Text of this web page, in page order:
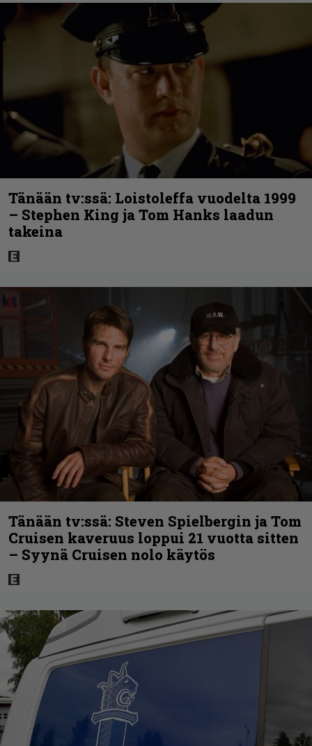
Tänään tv:ssä: Loistoleffa vuodelta 1999
– Stephen King ja Tom Hanks laadun
takeina
Tänään tv:ssä: Steven Spielbergin ja Tom
Cruisen kaveruus loppui 21 vuotta sitten
– Syynä Cruisen nolo käytös